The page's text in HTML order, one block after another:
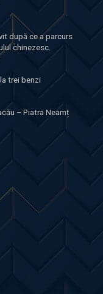
după ce a parcurs
chinezesc.
trei benzi
– Piatra Neamț